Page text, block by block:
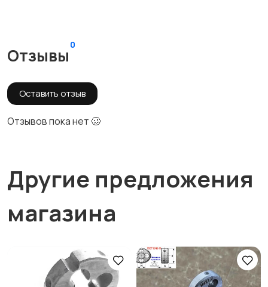
Отзывы
0
Оставить отзыв
Отзывов пока нет 🥴
Другие предложения
магазина